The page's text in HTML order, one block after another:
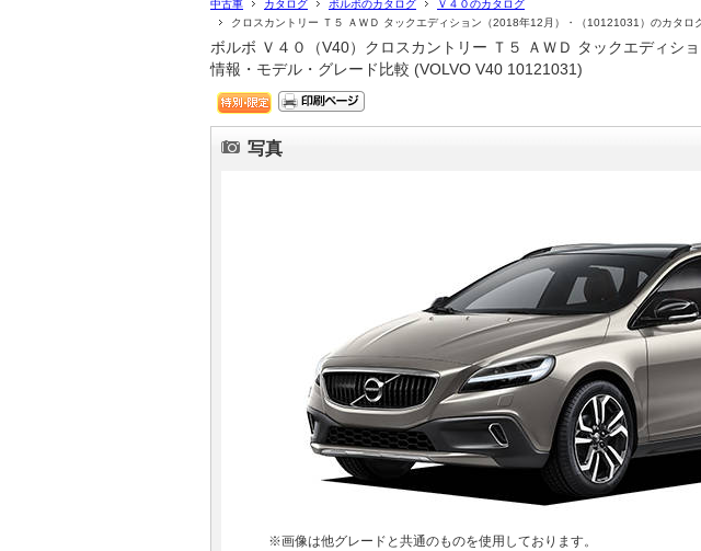
中古車
カタログ ボルボのカタログ
Ｖ４０のカタログ
クロスカントリー Ｔ５ ＡＷＤ タックエディション（2018年12月）・（10121031）のカタロ
ボルボ Ｖ４０（V40）クロスカントリー Ｔ５ ＡＷＤ タックエディシ
情報・モデル・グレード比較 (VOLVO V40 10121031)
写真
※画像は他グレードと共通のものを使用しております。